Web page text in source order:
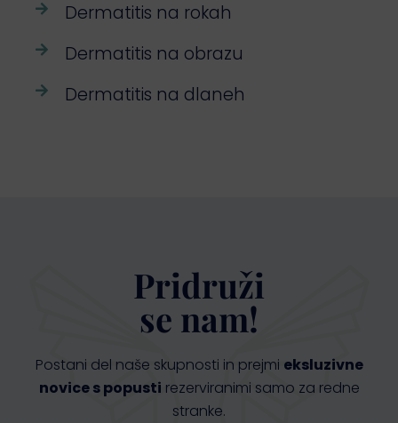
Dermatitis na rokah
Dermatitis na obrazu
Dermatitis na dlaneh
Pridruži
se nam!
Postani del naše skupnosti in prejmi eksluzivne
novice s popusti rezerviranimi samo za redne
stranke.